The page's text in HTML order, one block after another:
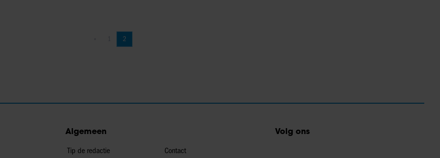
Vorige pagina
PaginaPagina
2
Algemeen
Tip de redactie Contact
Volg ons